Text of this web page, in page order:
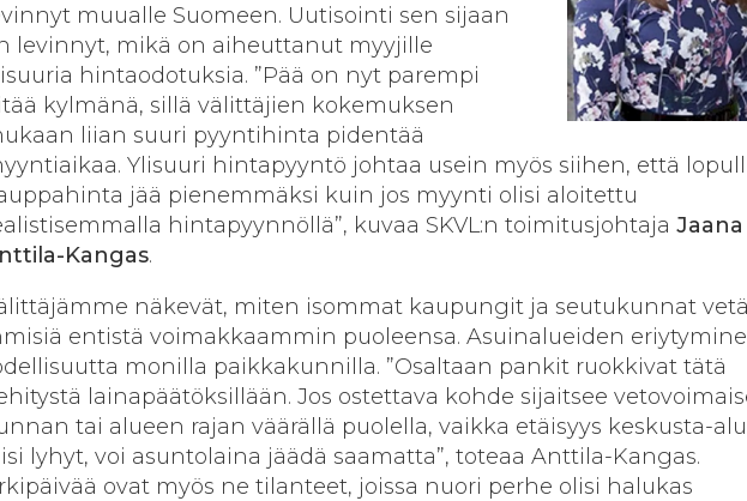
muualle Suomeen. Uutisointi sen sijaan
levinnyt, mikä on aiheuttanut myyjille
hintaodotuksia. ”Pää on nyt parempi
kylmänä, sillä välittäjien kokemuksen
liian suuri pyyntihinta pidentää
Ylisuuri hintapyyntö johtaa usein myös siihen, että
jää pienemmäksi kuin jos myynti olisi aloitettu
hintapyynnöllä”, kuvaa SKVL:n toimitusjohtaja Jaana
Kangas.
näkevät, miten isommat kaupungit ja seutukunnat
entistä voimakkaammin puoleensa. Asuinalueiden
monilla paikkakunnilla. ”Osaltaan pankit ruokkivat tätä
lainapäätöksillään. Jos ostettava kohde sijaitsee
tai alueen rajan väärällä puolella, vaikka etäisyys keskusta-
lyhyt, voi asuntolaina jäädä saamatta”, toteaa Anttila-Kangas.
ovat myös ne tilanteet, joissa nuori perhe olisi halukas